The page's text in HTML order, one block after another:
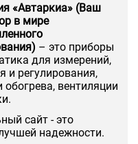
«Автаркиа» (Ваш
в мире
– это приборы
для измерений,
и регулирования,
обогрева, вентиляции
сайт - это
надежности.